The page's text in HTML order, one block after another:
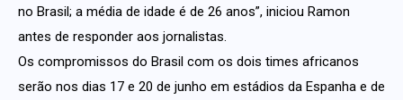
no Brasil; a média de idade é de 26 anos”, iniciou Ramon
antes de responder aos jornalistas.
Os compromissos do Brasil com os dois times africanos
serão nos dias 17 e 20 de junho em estádios da Espanha e de